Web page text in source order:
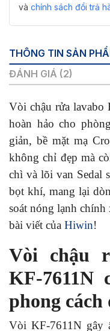
và chính sách đổi trả
THÔNG TIN SẢN
ĐÁNH GIÁ (2)
Vòi chậu rửa
hoàn hảo cho
giản, bề mặt mạ
không chỉ đẹp mà
chì và lõi van Sedal
bọt khí, mang lại
soát nóng lạnh
bài viết của Hiwin!
Vòi chậu
KF-7611N
phong
Vòi KF-7611N gây